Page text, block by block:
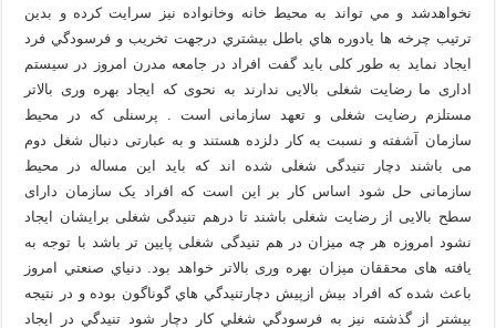
نخواهدشد و مي تواند به محيط خانه وخانواده نيز سرايت كرده و بدين
ترتيب چرخه ها يادوره هاي باطل بيشتري درجهت تخريب و فرسودگي فرد
ايجاد نمايد به طور کلی باید گفت افراد در جامعه مدرن امروز در سیستم
اداری ما رضایت شغلی بالایی ندارند به نحوی که ایجاد بهره وری بالاتر
مستلزم رضایت شغلی و تعهد سازمانی است . پرسنلی که در محیط
سازمان آشفته و نسبت به کار دلزده هستند و به عبارتی دنبال شغل دوم
می باشند دچار تنیدگی شغلی شده اند که باید این مساله در محیط
سازمانی حل شود اساس کار بر این است که افراد یک سازمان دارای
سطح بالایی از رضایت شغلی باشند تا درهم تنیدگی شغلی برایشان ایجاد
نشود امروزه هر چه میزان در هم تنیدگی شغلی پایین تر باشد با توجه به
یافته های محققان میزان بهره وری بالاتر خواهد بود. دنياي صنعتي امروز
باعث شده كه افراد بيش ازپيش دچارتنيدگي هاي گوناگون بوده و در نتيجه
بيشتر از گذشته نيز به فرسودگي شغلي كار دچار شود تنيدگي در ايجاد